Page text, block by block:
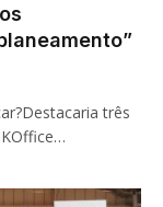
três